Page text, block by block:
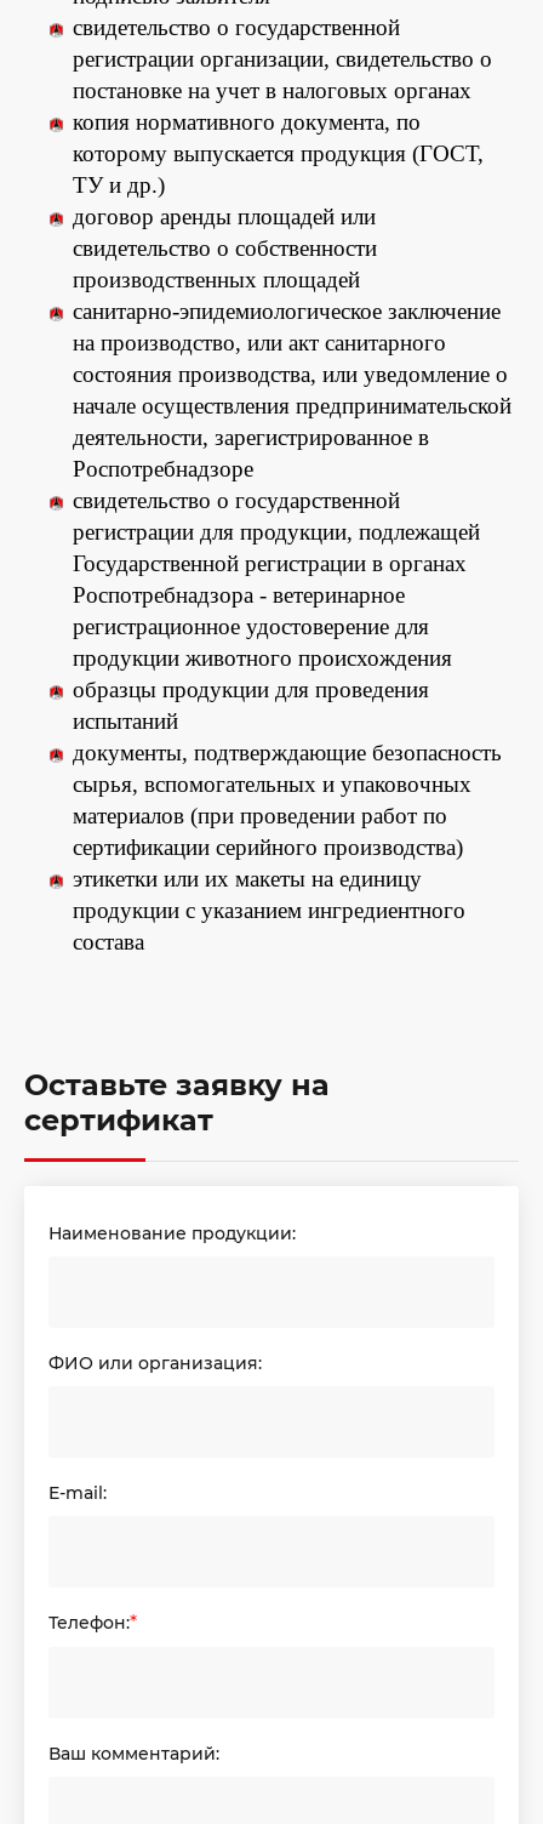
свидетельство о государственной
регистрации организации, свидетельство о
постановке на учет в налоговых органах
копия нормативного документа, по
которому выпускается продукция (ГОСТ,
ТУ и др.)
договор аренды площадей или
свидетельство о собственности
производственных площадей
санитарно-эпидемиологическое заключение
на производство, или акт санитарного
состояния производства, или уведомление о
начале осуществления предпринимательской
деятельности, зарегистрированное в
Роспотребнадзоре
свидетельство о государственной
регистрации для продукции, подлежащей
Государственной регистрации в органах
Роспотребнадзора - ветеринарное
регистрационное удостоверение для
продукции животного происхождения
образцы продукции для проведения
испытаний
документы, подтверждающие безопасность
сырья, вспомогательных и упаковочных
материалов (при проведении работ по
сертификации серийного производства)
этикетки или их макеты на единицу
продукции с указанием ингредиентного
состава
Оставьте заявку на
сертификат
Наименование продукции:
ФИО или организация:
E-mail:
Телефон:*
Ваш комментарий: